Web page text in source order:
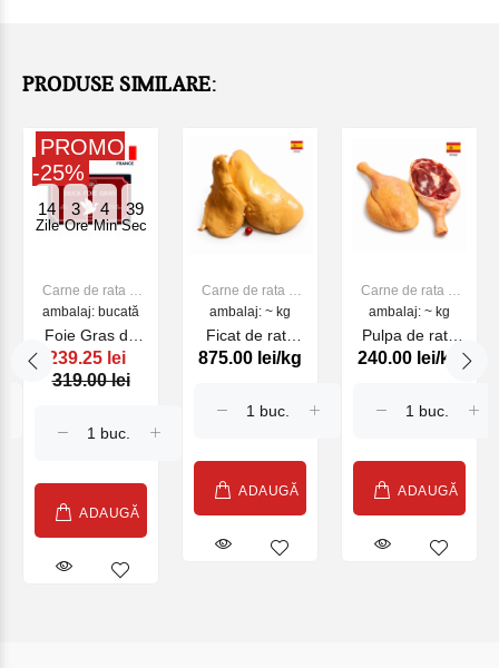
PRODUSE SIMILARE:
14
Zile
3
Ore
4
Min
39
Sec
PROMO
-25%
Carne de rata si
bibilica
ambalaj: bucată
Foie Gras de
Canard de rata
30% , 250 g
239.25 lei
319.00 lei
ADAUGĂ
Carne de rata si
bibilica
ambalaj: ~ kg
Ficat de rata
congelat
875.00 lei/kg
ADAUGĂ
Carne de rata si
bibilica
ambalaj: ~ kg
Pulpa de rata
congelata
240.00 lei/kg
ADAUGĂ